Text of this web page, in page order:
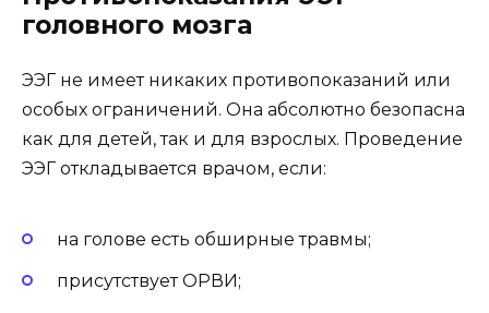
головного мозга
ЭЭГ не имеет никаких противопоказаний или
особых ограничений. Она абсолютно безопасна
как для детей, так и для взрослых. Проведение
ЭЭГ откладывается врачом, если:
на голове есть обширные травмы;
присутствует ОРВИ;